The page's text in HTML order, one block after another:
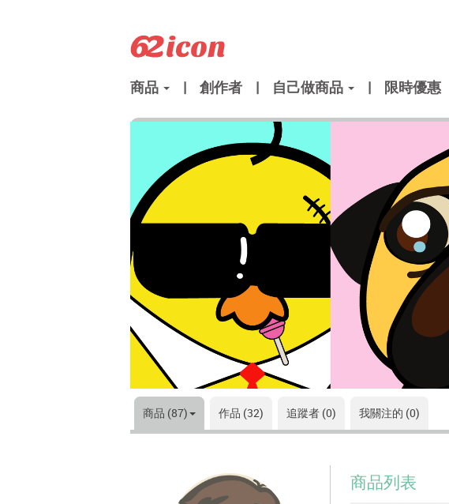
商品 | 創作者 | 自己做商品 | 限時優惠
商品 (87) 作品 (32) 追蹤者 (0) 我關注的 (0)
商品列表